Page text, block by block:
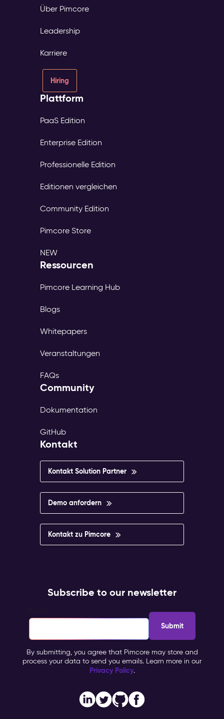
Über Pimcore
Leadership
Karriere
Hiring
Plattform
PaaS Edition
Enterprise Edition
Professionelle Edition
Editionen vergleichen
Community Edition
Pimcore Store
NEW
Ressourcen
Pimcore Learning Hub
Blogs
Whitepapers
Veranstaltungen
FAQs
Community
Dokumentation
GitHub
Kontakt
Kontakt Solution Partner
Demo anfordern
Kontakt zu Pimcore
Subscribe to our newsletter
By submitting, you agree that Pimcore may store and
process your data to send you emails. Learn more in our
Privacy Policy.